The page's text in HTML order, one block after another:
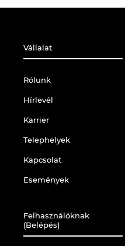
Vállalat
Rólunk
Hírlevél
Karrier
Telephelyek
Kapcsolat
Események
Felhasználóknak
(Belépés)